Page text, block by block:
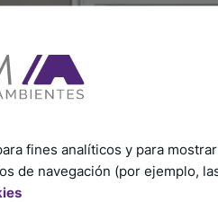
fines analíticos y para
de navegación (por ejemplo,